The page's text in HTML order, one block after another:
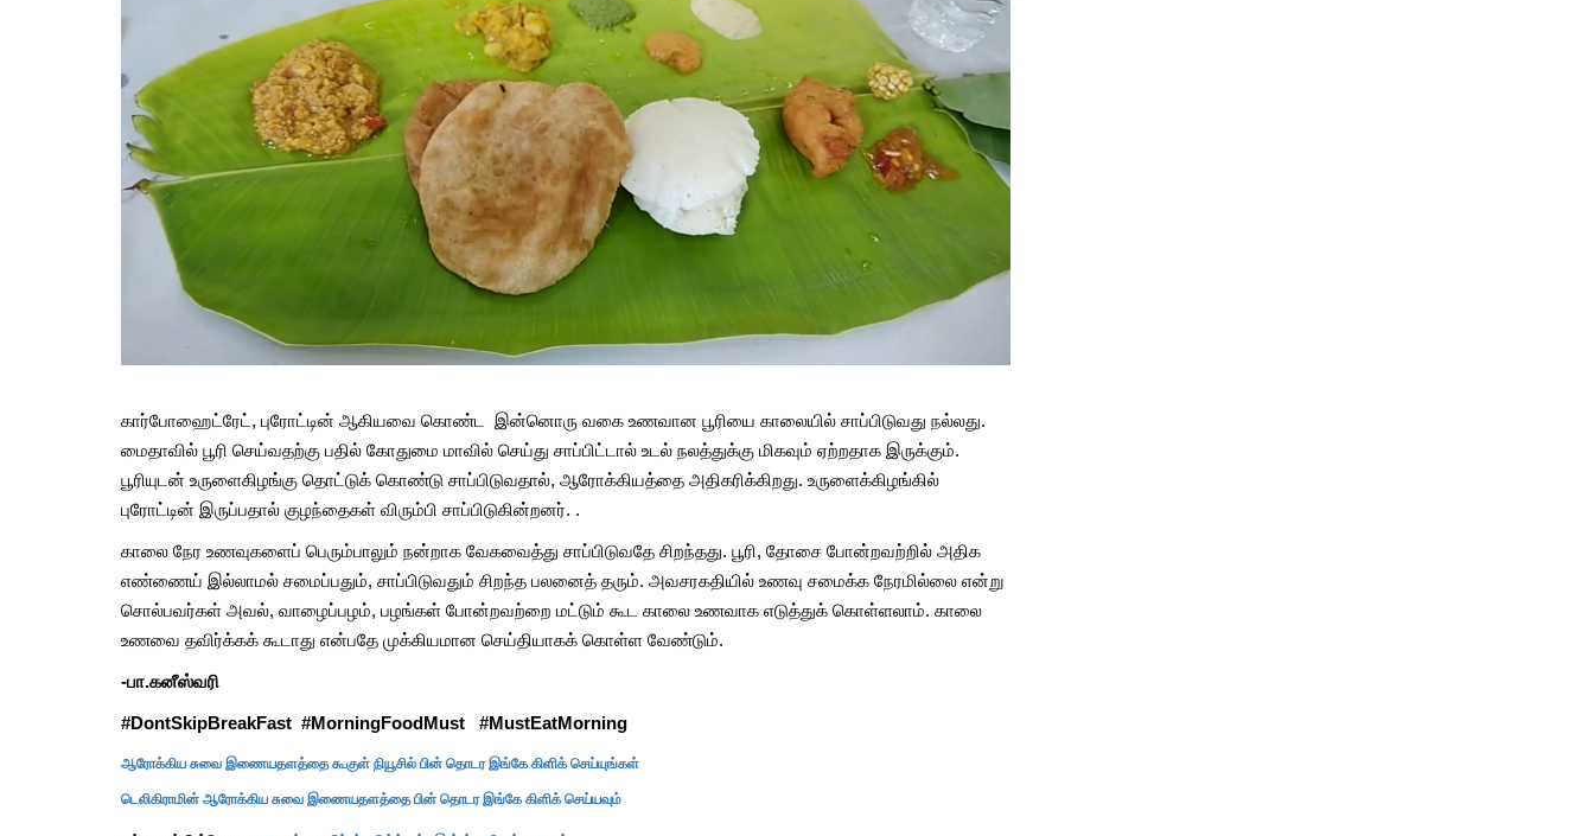
கார்போஹைட்ரேட், புரோட்டின் ஆகியவை கொண்ட இன்னொரு வகை உணவான பூரியை காலையில் சாப்பிடுவது நல்லது.
மைதாவில் பூரி செய்வதற்கு பதில் கோதுமை மாவில் செய்து சாப்பிட்டால் உடல் நலத்துக்கு மிகவும் ஏற்றதாக இருக்கும்.
பூரியுடன் உருளைகிழங்கு தொட்டுக் கொண்டு சாப்பிடுவதால், ஆரோக்கியத்தை அதிகரிக்கிறது. உருளைக்கிழங்கில்
புரோட்டின் இருப்பதால் குழந்தைகள் விரும்பி சாப்பிடுகின்றனர். .
காலை நேர உணவுகளைப் பெரும்பாலும் நன்றாக வேகவைத்து சாப்பிடுவதே சிறந்தது. பூரி, தோசை போன்றவற்றில் அதிக
எண்ணைய் இல்லாமல் சமைப்பதும், சாப்பிடுவதும் சிறந்த பலனைத் தரும். அவசரகதியில் உணவு சமைக்க நேரமில்லை என்று
சொல்பவர்கள் அவல், வாழைப்பழம், பழங்கள் போன்றவற்றை மட்டும் கூட காலை உணவாக எடுத்துக் கொள்ளலாம். காலை
உணவை தவிர்க்கக் கூடாது என்பதே முக்கியமான செய்தியாகக் கொள்ள வேண்டும்.
-பா.கனீஸ்வரி
#DontSkipBreakFast #MorningFoodMust #MustEatMorning
ஆரோக்கிய சுவை இணையதளத்தை கூகுள் நியூசில் பின் தொடர இங்கே கிளிக் செய்யுங்கள்
டெலிகிராமின் ஆரோக்கிய சுவை இணையதளத்தை பின் தொடர இங்கே கிளிக் செய்யவும்